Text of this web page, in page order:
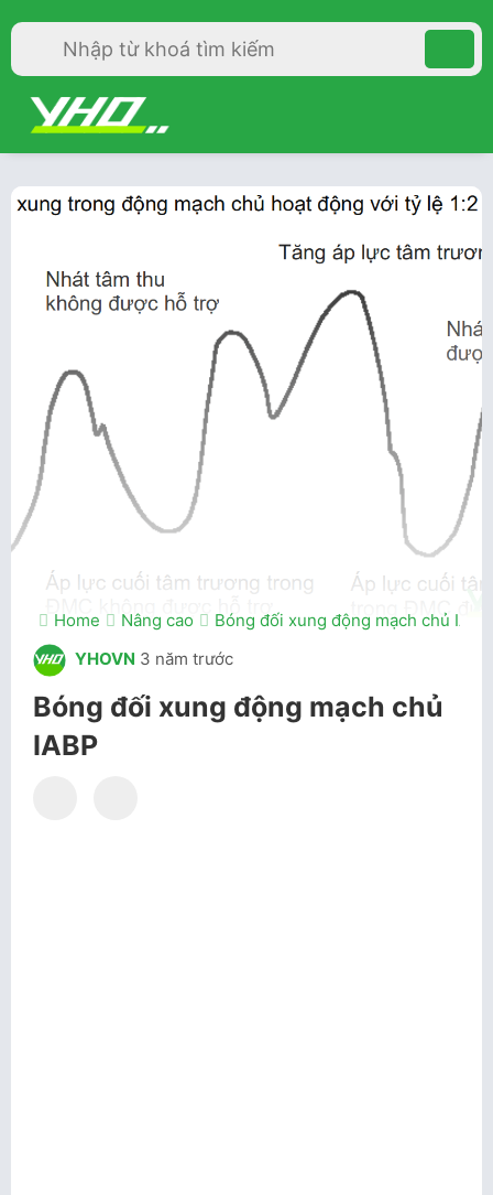
Home Nâng cao
Bóng đối xung động mạch chủ IABP
YHOVN 3 năm trước
Bóng đối xung động mạch chủ
IABP